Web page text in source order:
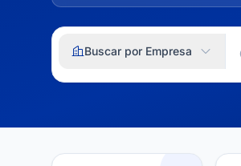
Buscar por Empresa